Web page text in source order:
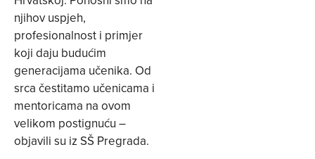
njihov uspjeh,
profesionalnost i primjer
koji daju budućim
generacijama učenika. Od
srca čestitamo učenicama i
mentoricama na ovom
velikom postignuću –
objavili su iz SŠ Pregrada.